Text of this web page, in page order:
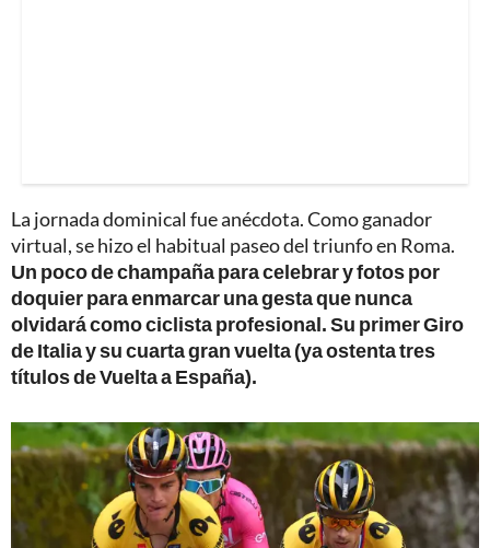
La jornada dominical fue anécdota. Como ganador
virtual, se hizo el habitual paseo del triunfo en Roma.
Un poco de champaña para celebrar y fotos por
doquier para enmarcar una gesta que nunca
olvidará como ciclista profesional. Su primer Giro
de Italia y su cuarta gran vuelta (ya ostenta tres
títulos de Vuelta a España).